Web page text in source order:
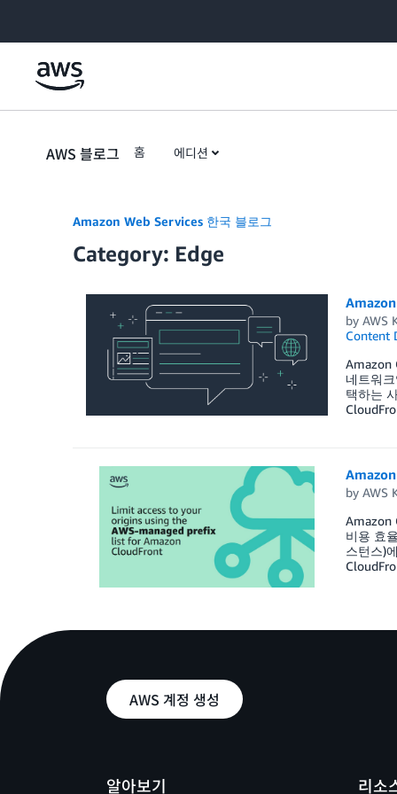
AWS 블로그 홈 에디션
Amazon Web Services 한국 블로그
Category: Edge
by AWS
Content
Amazon
네트워
택하는
by AWS
Amazon
비용 효
스턴스)
AWS 계정 생성
알아보기 리소